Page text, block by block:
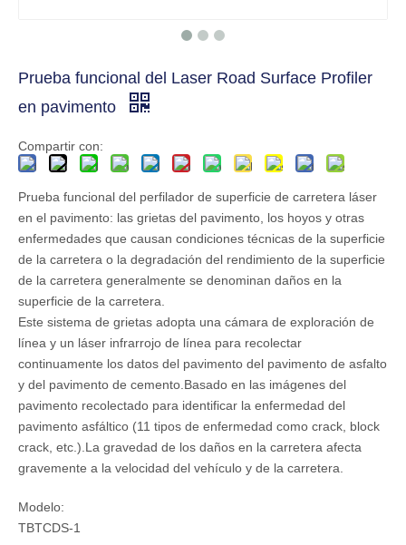
Prueba funcional del Laser Road Surface Profiler
en pavimento
Compartir con:
Prueba funcional del perfilador de superficie de carretera láser
en el pavimento: las grietas del pavimento, los hoyos y otras
enfermedades que causan condiciones técnicas de la superficie
de la carretera o la degradación del rendimiento de la superficie
de la carretera generalmente se denominan daños en la
superficie de la carretera.
Este sistema de grietas adopta una cámara de exploración de
línea y un láser infrarrojo de línea para recolectar
continuamente los datos del pavimento del pavimento de asfalto
y del pavimento de cemento.Basado en las imágenes del
pavimento recolectado para identificar la enfermedad del
pavimento asfáltico (11 tipos de enfermedad como crack, block
crack, etc.).La gravedad de los daños en la carretera afecta
gravemente a la velocidad del vehículo y de la carretera.
Modelo:
TBTCDS-1